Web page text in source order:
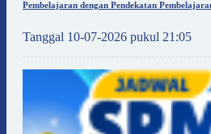
Pembelajaran dengan Pendekatan
Tanggal 10-07-2026 pukul 21:05